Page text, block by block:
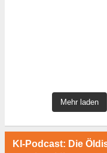
Mehr laden
KI-Podcast: Die